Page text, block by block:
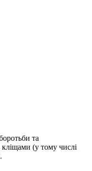
та
(у тому числі